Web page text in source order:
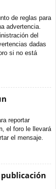
de reglas para
advertencia.
del
dadas
si no está
reportar
el foro le llevará
el mensaje.